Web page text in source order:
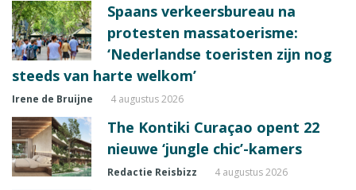
Spaans verkeersbureau na
protesten massatoerisme:
‘Nederlandse toeristen zijn nog
steeds van harte welkom’
Irene de Bruijne 4 augustus 2026
The Kontiki Curaçao opent 22
nieuwe ‘jungle chic’-kamers
Redactie Reisbizz 4 augustus 2026